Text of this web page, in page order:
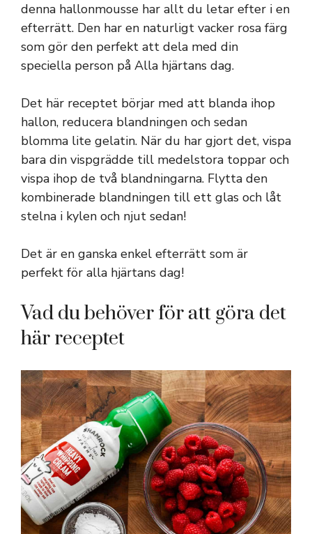
denna hallonmousse har allt du letar efter i en
efterrätt. Den har en naturligt vacker rosa färg
som gör den perfekt att dela med din
speciella person på Alla hjärtans dag.
Det här receptet börjar med att blanda ihop
hallon, reducera blandningen och sedan
blomma lite gelatin. När du har gjort det, vispa
bara din vispgrädde till medelstora toppar och
vispa ihop de två blandningarna. Flytta den
kombinerade blandningen till ett glas och låt
stelna i kylen och njut sedan!
Det är en ganska enkel efterrätt som är
perfekt för alla hjärtans dag!
Vad du behöver för att göra det
här receptet